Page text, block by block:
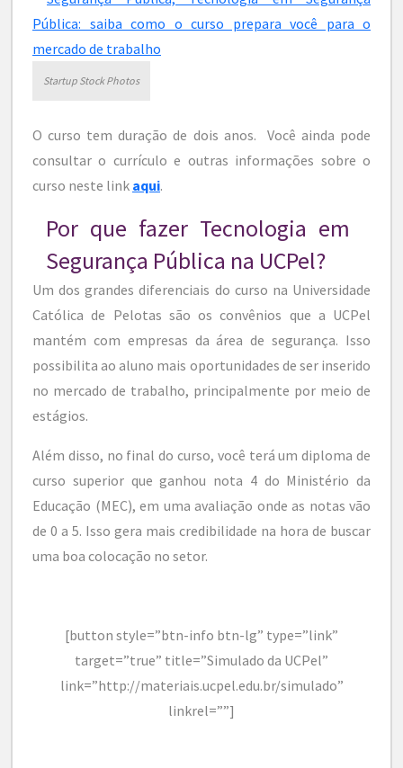
Startup Stock Photos
O curso tem duração de dois anos. Você ainda pode
consultar o currículo e outras informações sobre o
curso neste link aqui.
Por que fazer Tecnologia em
Segurança Pública na UCPel?
Um dos grandes diferenciais do curso na Universidade
Católica de Pelotas são os convênios que a UCPel
mantém com empresas da área de segurança. Isso
possibilita ao aluno mais oportunidades de ser inserido
no mercado de trabalho, principalmente por meio de
estágios.
Além disso, no final do curso, você terá um diploma de
curso superior que ganhou nota 4 do Ministério da
Educação (MEC), em uma avaliação onde as notas vão
de 0 a 5. Isso gera mais credibilidade na hora de buscar
uma boa colocação no setor.
[button style=”btn-info btn-lg” type=”link”
target=”true” title=”Simulado da UCPel”
link=”http://materiais.ucpel.edu.br/simulado”
linkrel=””]